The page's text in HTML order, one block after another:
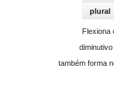
plural
Flexiona
também forma